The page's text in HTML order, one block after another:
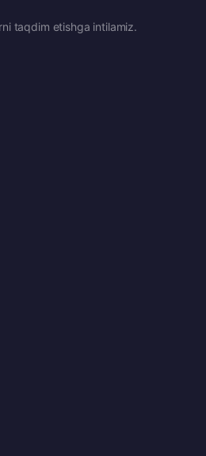
taqdim etishga intilamiz.